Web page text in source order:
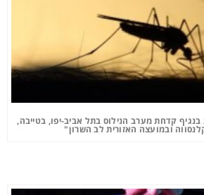
בנגיף קדחת מערב הנילוס בתל אביב-יפו, בטייבה,
ובמועצה האזורית לב השרון"